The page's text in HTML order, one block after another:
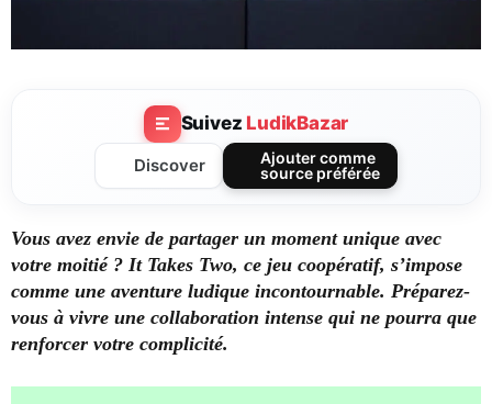
Suivez LudikBazar
Discover
Ajouter comme
source préférée
Vous avez envie de partager un moment unique avec
votre moitié ? It Takes Two, ce jeu coopératif, s’impose
comme une aventure ludique incontournable. Préparez-
vous à vivre une collaboration intense qui ne pourra que
renforcer votre complicité.